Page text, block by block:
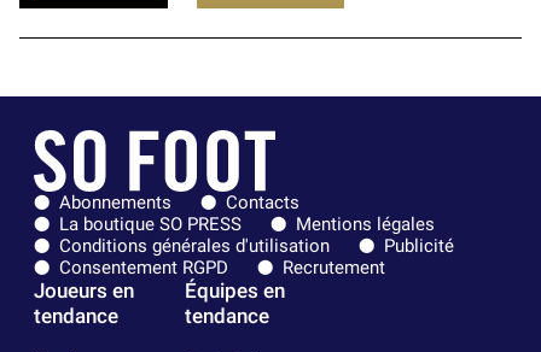
Abonnements
Contacts
La boutique SO PRESS
Mentions légales
Conditions générales d'utilisation
Publicité
Consentement RGPD
Recrutement
Joueurs en
tendance
Équipes en
tendance